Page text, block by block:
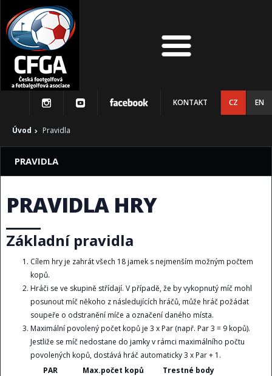
KONTAKT CZ EN
Úvod Pravidla
PRAVIDLA
PRAVIDLA HRY
Základní pravidla
Cílem hry je zahrát všech 18 jamek s nejmenším možným počtem
kopů.
Hráči se ve skupině střídají. V případě, že by vykopnutý míč mohl
posunout míč někoho z následujících hráčů, může hráč požádat
soupeře o odstranění míče a označení daného místa.
Maximální povolený počet kopů je 3 x Par (např. Par 3 = 9 kopů).
Jestliže se míč nedostane do jamky v rámci maximálního počtu
povolených kopů, dostává hráč automaticky 3 x Par + 1.
PAR
Max.počet kopů
Trestné body